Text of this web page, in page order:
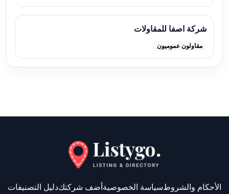
شركة اصفا للمقاولات
مقاولون عموميون
الأحكام والشروطسياسة الخصوصيةأضف شركتكدليل التصنيفات